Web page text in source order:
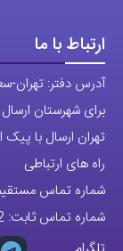
برای شهرستان
تهران ارسال با
راه های ارتباطی
شماره تماس
شماره تماس ثابت:
تلگرام
پیج ساعت